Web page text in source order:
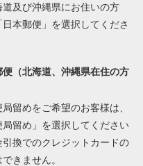
及び沖縄県にお住いの方
日本郵便」を選択してくださ
便（北海道、沖縄県在住の方
留めをご希望のお客様は、
局留め」を選択してください
換でのクレジットカードの
きません。